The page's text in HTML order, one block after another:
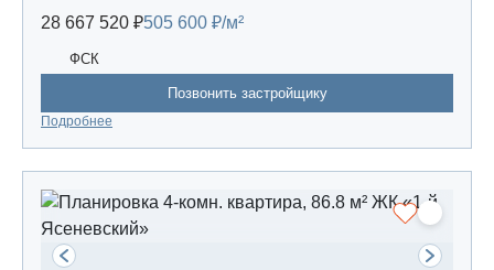
28 667 520 ₽505 600 ₽/м²
ФСК
Позвонить застройщику
Подробнее